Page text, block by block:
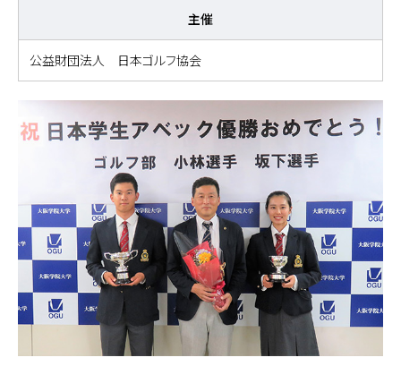
主催
公益財団法人 日本ゴルフ協会